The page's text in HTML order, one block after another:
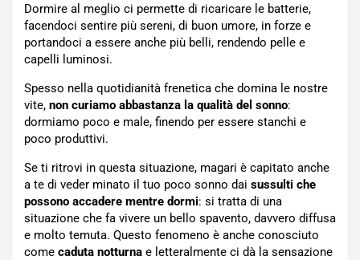
Dormire al meglio ci permette di ricaricare le batterie,
facendoci sentire più sereni, di buon umore, in forze e
portandoci a essere anche più belli, rendendo pelle e
capelli luminosi.
Spesso nella quotidianità frenetica che domina le nostre
vite, non curiamo abbastanza la qualità del sonno:
dormiamo poco e male, finendo per essere stanchi e
poco produttivi.
Se ti ritrovi in questa situazione, magari è capitato anche
a te di veder minato il tuo poco sonno dai sussulti che
possono accadere mentre dormi: si tratta di una
situazione che fa vivere un bello spavento, davvero diffusa
e molto temuta. Questo fenomeno è anche conosciuto
come caduta notturna e letteralmente ci dà la sensazione